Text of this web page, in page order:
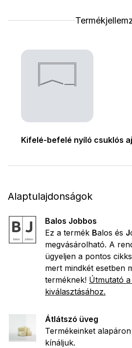
Kifelé-befelé nyíló csuklós
Alaptulajdonságok
Balos Jobbos
Ez a termék Balos és J
megvásárolható. A
ügyeljen a pontos
mert mindkét esetben
terméknek! Útmutató
kiválasztásához.
Átlátszó üveg
Termékeinket
kínáljuk.